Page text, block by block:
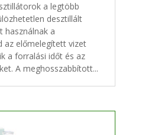
a legtöbb
desztillált
használnak a
az előmelegített vizet
a forralási időt és az
A meghosszabbított...